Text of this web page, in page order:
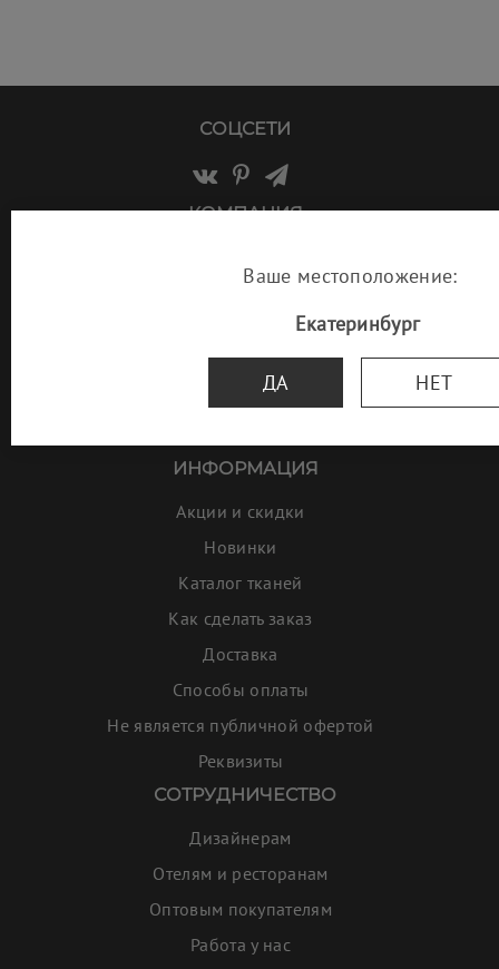
СОЦСЕТИ
КОМПАНИЯ
Наши дилеры
Галерея
Проекты дизайнеров
ИНФОРМАЦИЯ
Акции и скидки
Новинки
Каталог тканей
Как сделать заказ
Доставка
Способы оплаты
Не является публичной офертой
Реквизиты
СОТРУДНИЧЕСТВО
Дизайнерам
Отелям и ресторанам
Оптовым покупателям
Работа у нас
Ваше местоположение:
Екатеринбург
ДА НЕТ